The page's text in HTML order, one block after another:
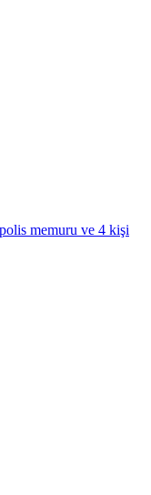
memuru ve 4 kişi